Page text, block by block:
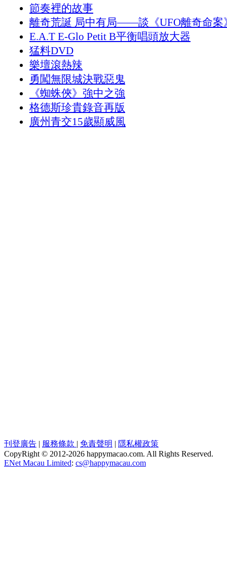
節奏裡的故事
離奇荒誕 局中有局——談《UFO離奇命案
E.A.T E-Glo Petit B平衡唱頭放大器
猛料DVD
樂壇滾熱辣
勇闖無限城決戰惡鬼
《蜘蛛俠》強中之強
格德斯珍貴錄音再版
廣州青交15歲顯威風
刊登廣告 | 服務條款 | 免責聲明 | 隱私權政策
CopyRight © 2012-2026 happymacao.com. All Rights Reserved.
ENet Macau Limited: cs@happymacau.com